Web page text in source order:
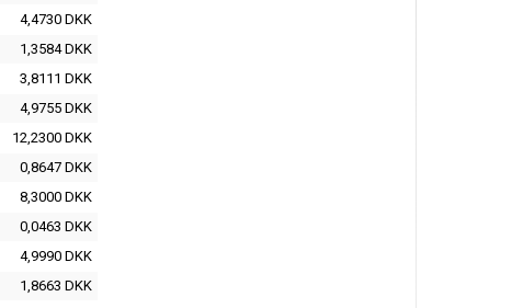
4,4730 DKK
1,3584 DKK
3,8111 DKK
4,9755 DKK
12,2300 DKK
0,8647 DKK
8,3000 DKK
0,0463 DKK
4,9990 DKK
1,8663 DKK